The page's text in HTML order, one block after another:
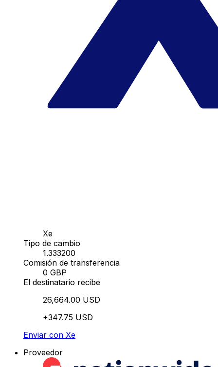
Xe
Tipo de cambio
1.333200
Comisión de transferencia
0 GBP
El destinatario recibe
26,664.00 USD
+347.75 USD
Enviar con Xe
Proveedor